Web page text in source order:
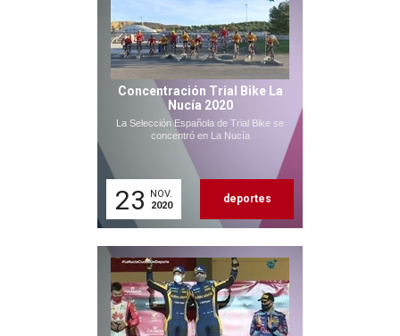
Concentración Trial Bike La
Nucía 2020
La Selección Española de Trial Bike se
concentró en La Nucía
23
NOV.
2020
deportes